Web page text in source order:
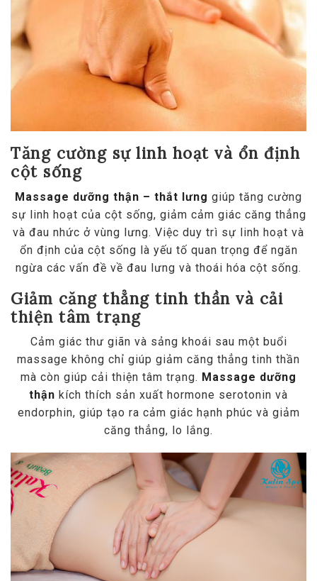
Tăng cường sự linh hoạt và ổn định
cột sống
Massage dưỡng thận – thắt lưng giúp tăng cường
sự linh hoạt của cột sống, giảm cảm giác căng thẳng
và đau nhức ở vùng lưng. Việc duy trì sự linh hoạt và
ổn định của cột sống là yếu tố quan trọng để ngăn
ngừa các vấn đề về đau lưng và thoái hóa cột sống.
Giảm căng thẳng tinh thần và cải
thiện tâm trạng
Cảm giác thư giãn và sảng khoái sau một buổi
massage không chỉ giúp giảm căng thẳng tinh thần
mà còn giúp cải thiện tâm trạng. Massage dưỡng
thận kích thích sản xuất hormone serotonin và
endorphin, giúp tạo ra cảm giác hạnh phúc và giảm
căng thẳng, lo lắng.